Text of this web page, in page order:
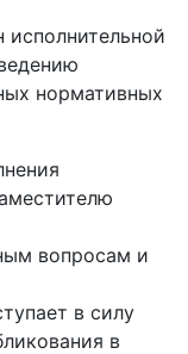
исполнительной
нормативных
вопросам и
в силу
в